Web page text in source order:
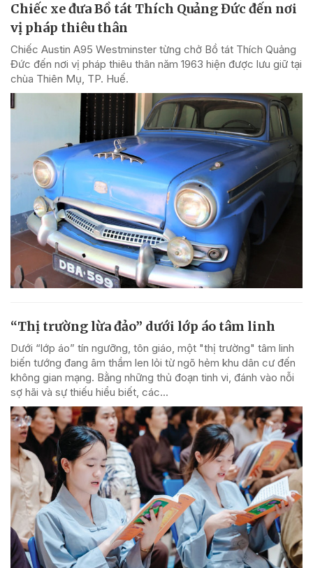
Chiếc xe đưa Bồ tát Thích Quảng Đức đến nơi
vị pháp thiêu thân
Chiếc Austin A95 Westminster từng chở Bồ tát Thích Quảng
Đức đến nơi vị pháp thiêu thân năm 1963 hiện được lưu giữ tại
chùa Thiên Mụ, TP. Huế.
“Thị trường lừa đảo” dưới lớp áo tâm linh
Dưới “lớp áo” tín ngưỡng, tôn giáo, một "thị trường" tâm linh
biến tướng đang âm thầm len lỏi từ ngõ hẻm khu dân cư đến
không gian mạng. Bằng những thủ đoạn tinh vi, đánh vào nỗi
sợ hãi và sự thiếu hiểu biết, các...